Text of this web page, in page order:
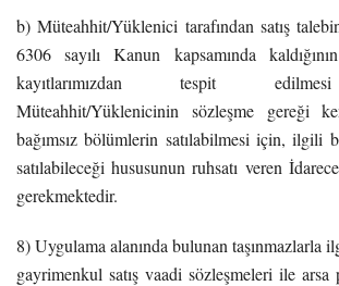
b) Müteahhit/Yüklenici tarafından satış
6306 sayılı Kanun kapsamında
kayıtlarımızdan tespit
Müteahhit/Yüklenicinin sözleşme gereği
bağımsız bölümlerin satılabilmesi için, ilgili
satılabileceği hususunun ruhsatı veren
gerekmektedir.
8) Uygulama alanında bulunan taşınmazlarla
gayrimenkul satış vaadi sözleşmeleri ile arsa